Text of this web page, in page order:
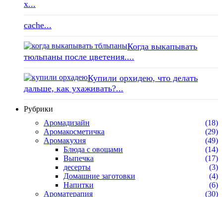
x...
cache...
Когда выкапывать
тюльпаны после цветения....
Купили орхидею, что делать
дальше, как ухаживать?...
Рубрики
Аромадизайн
(18)
Аромакосметичка
(29)
Аромакухня
(49)
Блюда с овощами
(14)
Выпечка
(17)
десерты
(3)
Домашние заготовки
(4)
Напитки
(6)
Ароматерапия
(30)